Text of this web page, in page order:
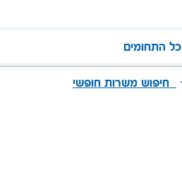
כל התחומים
חיפוש משרות חופשי